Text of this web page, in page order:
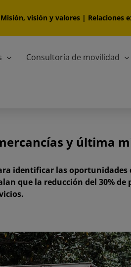
Misión, visión y valores| Relaciones
Consultoría de movilidad
y última
identificar las
que la reducción del 30%